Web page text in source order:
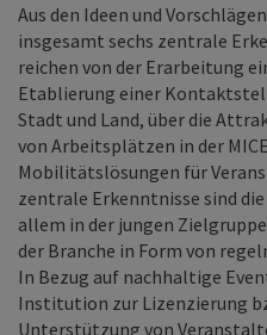
Aus den Ideen und
insgesamt sechs zentrale
reichen von der Erarbeitung
Etablierung einer
Stadt und Land, über die
von Arbeitsplätzen in der
Mobilitätslösungen für
zentrale Erkenntnisse sind
allem in der jungen
der Branche in Form von
In Bezug auf nachhaltige
Institution zur Lizenzierung
Unterstützung von